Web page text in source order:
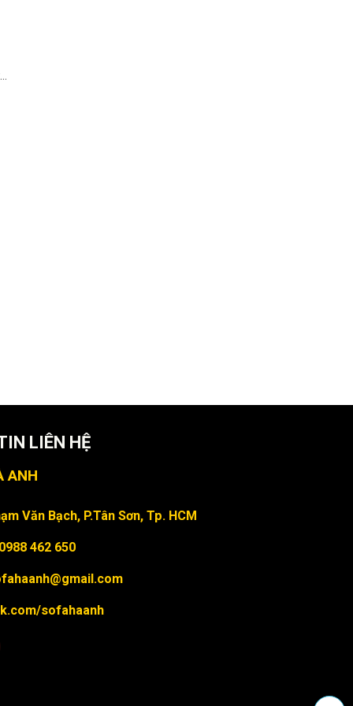
LIÊN HỆ
ANH
Văn Bạch, P.Tân Sơn, Tp. HCM
462 650
sofahaanh